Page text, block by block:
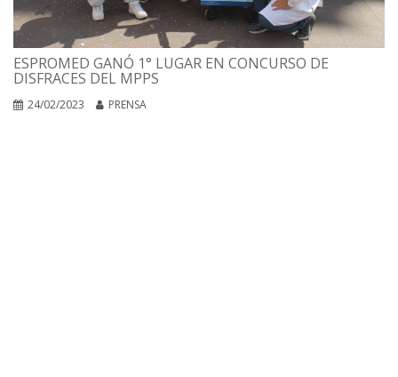
ESPROMED GANÓ 1° LUGAR EN CONCURSO DE
DISFRACES DEL MPPS
24/02/2023 PRENSA